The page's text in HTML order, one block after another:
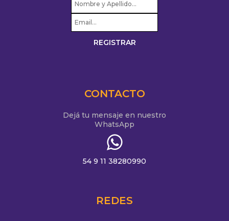
CONTACTO
Dejá tu mensaje en nuestro
WhatsApp
54 9 11 38280990
REDES